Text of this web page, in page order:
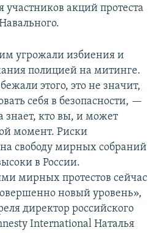
акций протеста
угрожали избиения и
полицией на митинге.
этого, это не значит,
себя в безопасности, —
кто вы, и может
момент. Риски
свободу мирных собраний
в России.
мирных протестов сейчас
новый уровень»,
директор российского
International Наталья